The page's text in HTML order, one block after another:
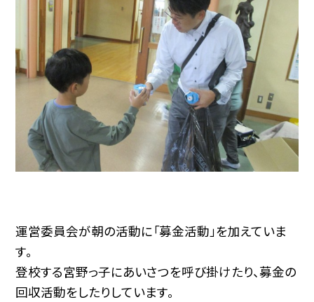
運営委員会が朝の活動に「募金活動」を加えていま
す。
登校する宮野っ子にあいさつを呼び掛けたり、募金の
回収活動をしたりしています。